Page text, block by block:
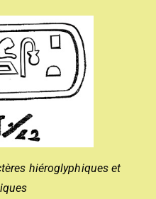
hiéroglyphiques et